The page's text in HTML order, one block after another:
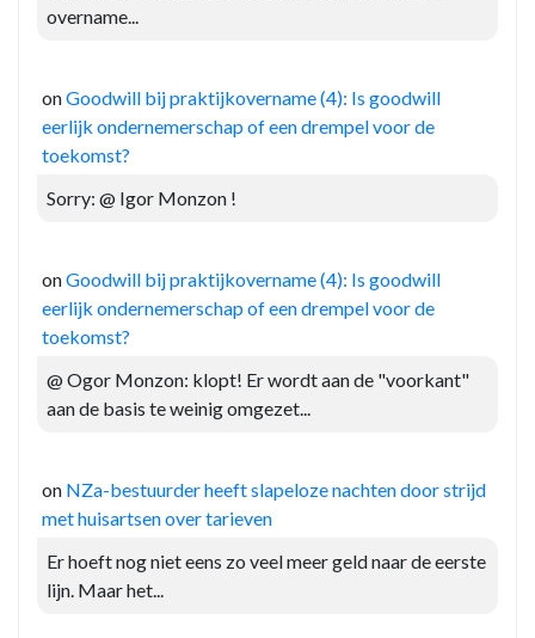
overname...
onGoodwill bij praktijkovername (4): Is goodwill
eerlijk ondernemerschap of een drempel voor de
toekomst?
Sorry: @ Igor Monzon !
onGoodwill bij praktijkovername (4): Is goodwill
eerlijk ondernemerschap of een drempel voor de
toekomst?
@ Ogor Monzon: klopt! Er wordt aan de "voorkant"
aan de basis te weinig omgezet...
on NZa-bestuurder heeft slapeloze nachten door strijd
met huisartsen over tarieven
Er hoeft nog niet eens zo veel meer geld naar de eerste
lijn. Maar het...